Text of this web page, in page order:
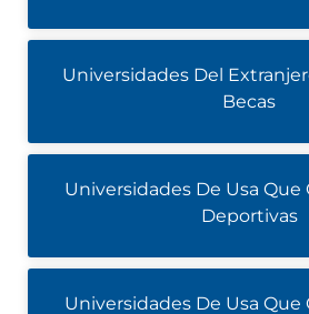
Universidades Del
Becas
Universidades De Usa Que
Deportivas
Universidades De Usa Que